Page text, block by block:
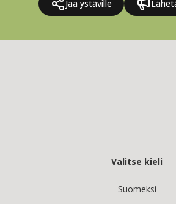
Jaa ystäville
Valitse kieli
Suomeksi